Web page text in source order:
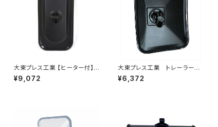
大東プレス工業 【ヒーター付】サ
イドミラー/バックミラーJ08 DI
-7BZ
¥9,072
大東プレス工業 トレーラーミ
ラー 黒 UD L013 NS
角型 左 DI-58B
¥6,372